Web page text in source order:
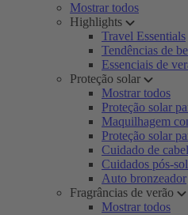
Mostrar todos
Highlights
Travel Essentials
Tendências de
Essenciais de
Proteção solar
Mostrar todos
Proteção solar
Maquilhagem
Proteção solar
Cuidado de
Cuidados pós-
Auto bronzeador
Fragrâncias de verão
Mostrar todos